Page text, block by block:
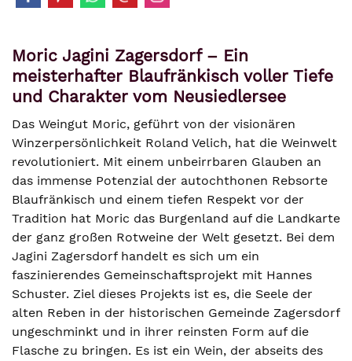
Moric Jagini Zagersdorf – Ein
meisterhafter Blaufränkisch voller Tiefe
und Charakter vom Neusiedlersee
Das Weingut Moric, geführt von der visionären
Winzerpersönlichkeit Roland Velich, hat die Weinwelt
revolutioniert. Mit einem unbeirrbaren Glauben an
das immense Potenzial der autochthonen Rebsorte
Blaufränkisch und einem tiefen Respekt vor der
Tradition hat Moric das Burgenland auf die Landkarte
der ganz großen Rotweine der Welt gesetzt. Bei dem
Jagini Zagersdorf handelt es sich um ein
faszinierendes Gemeinschaftsprojekt mit Hannes
Schuster. Ziel dieses Projekts ist es, die Seele der
alten Reben in der historischen Gemeinde Zagersdorf
ungeschminkt und in ihrer reinsten Form auf die
Flasche zu bringen. Es ist ein Wein, der abseits des